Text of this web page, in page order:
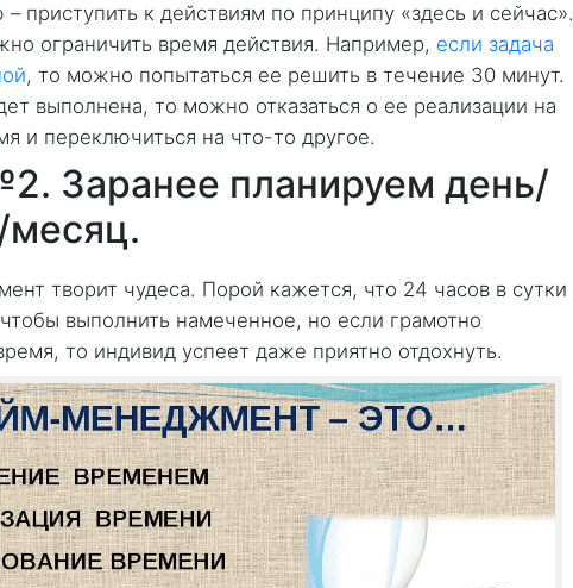
приступить к действиям по принципу «здесь и сейчас».
ограничить время действия. Например, если задача
, то можно попытаться ее решить в течение 30 минут.
выполнена, то можно отказаться о ее реализации на
и переключиться на что-то другое.
Заранее планируем день/
творит чудеса. Порой кажется, что 24 часов в сутки
выполнить намеченное, но если грамотно
то индивид успеет даже приятно отдохнуть.